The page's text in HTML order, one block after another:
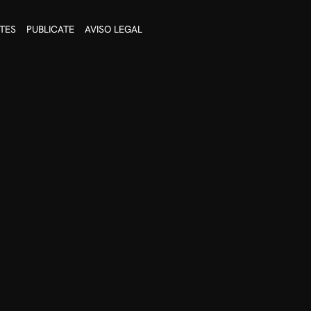
PUBLICATE AVISO LEGAL